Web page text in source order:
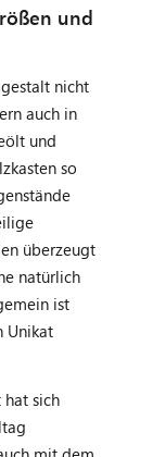
und
nicht
auch in
und
so
überzeugt
natürlich
ist
Unikat
hat sich